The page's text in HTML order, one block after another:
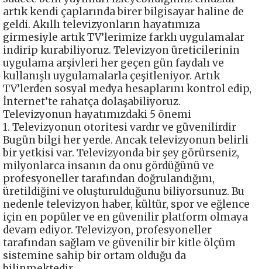
artık kendi çaplarında birer bilgisayar haline de
geldi. Akıllı televizyonların hayatımıza
girmesiyle artık TV’lerimize farklı uygulamalar
indirip kurabiliyoruz. Televizyon üreticilerinin
uygulama arşivleri her geçen gün faydalı ve
kullanışlı uygulamalarla çeşitleniyor. Artık
TV’lerden sosyal medya hesaplarını kontrol edip,
İnternet’te rahatça dolaşabiliyoruz.
Televizyonun hayatımızdaki 5 önemi
1. Televizyonun otoritesi vardır ve güvenilirdir
Bugün bilgi her yerde. Ancak televizyonun belirli
bir yetkisi var. Televizyonda bir şey görürseniz,
milyonlarca insanın da onu gördüğünü ve
profesyoneller tarafından doğrulandığını,
üretildiğini ve oluşturulduğunu biliyorsunuz. Bu
nedenle televizyon haber, kültür, spor ve eğlence
için en popüler ve en güvenilir platform olmaya
devam ediyor. Televizyon, profesyoneller
tarafından sağlam ve güvenilir bir kitle ölçüm
sistemine sahip bir ortam olduğu da